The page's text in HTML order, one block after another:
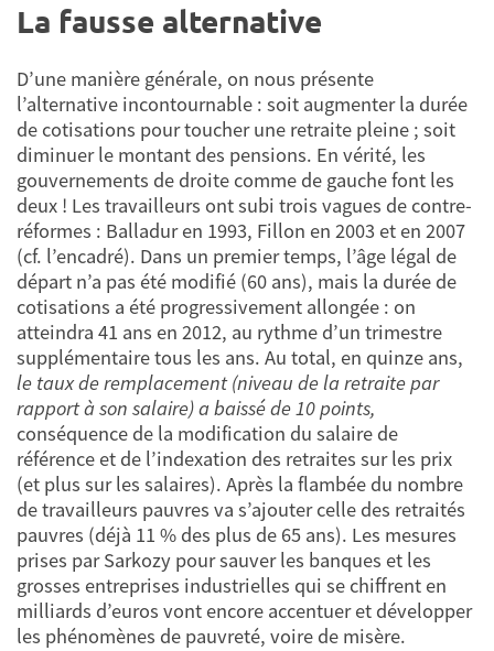
La fausse alternative
D’une manière générale, on nous présente
l’alternative incontournable : soit augmenter la durée
de cotisations pour toucher une retraite pleine ; soit
diminuer le montant des pensions. En vérité, les
gouvernements de droite comme de gauche font les
deux ! Les travailleurs ont subi trois vagues de contre-
réformes : Balladur en 1993, Fillon en 2003 et en 2007
(cf. l’encadré). Dans un premier temps, l’âge légal de
départ n’a pas été modifié (60 ans), mais la durée de
cotisations a été progressivement allongée : on
atteindra 41 ans en 2012, au rythme d’un trimestre
supplémentaire tous les ans. Au total, en quinze ans,
le taux de remplacement (niveau de la retraite par
rapport à son salaire) a baissé de 10 points,
conséquence de la modification du salaire de
référence et de l’indexation des retraites sur les prix
(et plus sur les salaires). Après la flambée du nombre
de travailleurs pauvres va s’ajouter celle des retraités
pauvres (déjà 11 % des plus de 65 ans). Les mesures
prises par Sarkozy pour sauver les banques et les
grosses entreprises industrielles qui se chiffrent en
milliards d’euros vont encore accentuer et développer
les phénomènes de pauvreté, voire de misère.